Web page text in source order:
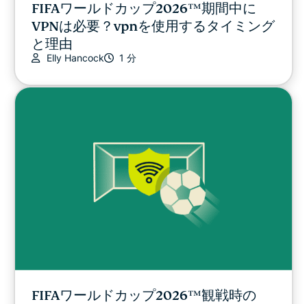
FIFAワールドカップ2026™期間中に
VPNは必要？vpnを使用するタイミング
と理由
Elly Hancock 1 分
FIFAワールドカップ2026™観戦時の